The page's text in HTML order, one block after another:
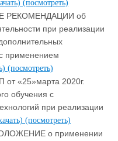
(посмотреть)
РЕКОМЕНДАЦИИ об
при реализации
применением
(посмотреть)
«25»марта 2020г.
обучения с
при реализации
(посмотреть)
о применении